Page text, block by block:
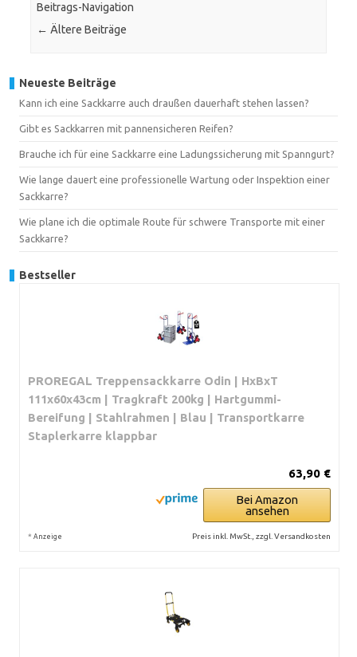
Beitrags-Navigation
← Ältere Beiträge
Neueste Beiträge
Kann ich eine Sackkarre auch draußen dauerhaft stehen lassen?
Gibt es Sackkarren mit pannensicheren Reifen?
Brauche ich für eine Sackkarre eine Ladungssicherung mit Spanngurt?
Wie lange dauert eine professionelle Wartung oder Inspektion einer
Sackkarre?
Wie plane ich die optimale Route für schwere Transporte mit einer
Sackkarre?
Bestseller
PROREGAL Treppensackkarre Odin | HxBxT
111x60x43cm | Tragkraft 200kg | Hartgummi-
Bereifung | Stahlrahmen | Blau | Transportkarre
Staplerkarre klappbar
63,90 €
Bei Amazon
ansehen
* Anzeige Preis inkl. MwSt., zzgl. Versandkosten